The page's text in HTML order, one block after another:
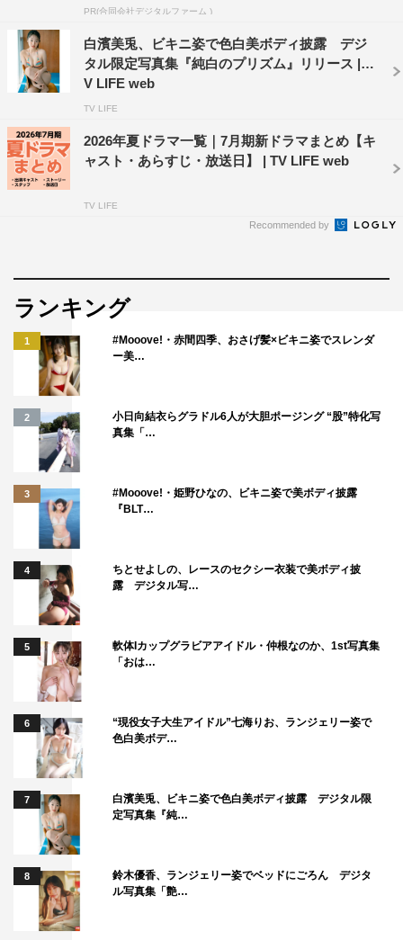
PR(合同会社デジタルファーム )
白濱美兎、ビキニ姿で色白美ボディ披露 デジ
タル限定写真集『純白のプリズム』リリース | T
V LIFE web
TV LIFE
2026年夏ドラマ一覧｜7月期新ドラマまとめ【キ
ャスト・あらすじ・放送日】 | TV LIFE web
TV LIFE
Recommended by
ランキング
1
#Mooove!・赤間四季、おさげ髪×ビキニ姿でスレンダ
ー美…
2
小日向結衣らグラドル6人が大胆ポージング “股”特化写
真集「…
3
#Mooove!・姫野ひなの、ビキニ姿で美ボディ披露
『BLT…
4
ちとせよしの、レースのセクシー衣装で美ボディ披
露 デジタル写…
5
軟体Iカップグラビアアイドル・仲根なのか、1st写真集
「おは…
6
“現役女子大生アイドル”七海りお、ランジェリー姿で
色白美ボデ…
7
白濱美兎、ビキニ姿で色白美ボディ披露 デジタル限
定写真集『純…
8
鈴木優香、ランジェリー姿でベッドにごろん デジタ
ル写真集「艶…